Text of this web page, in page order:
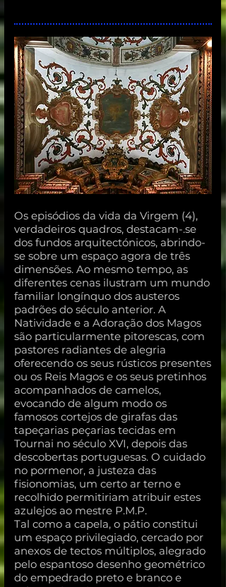
Os episódios da vida da Virgem (4),
verdadeiros quadros, destacam-.se
dos fundos arquitectónicos, abrindo-
se sobre um espaço agora de três
dimensões. Ao mesmo tempo, as
diferentes cenas ilustram um mundo
familiar longínquo dos austeros
padrões do século anterior. A
Natividade e a Adoração dos Magos
são particularmente pitorescas, com
pastores radiantes de alegria
oferecendo os seus rústicos presentes
ou os Reis Magos e os seus pretinhos
acompanhados de camelos,
evocando de algum modo os
famosos cortejos de girafas das
tapeçarias peçarias tecidas em
Tournai no século XVI, depois das
descobertas portuguesas. O cuidado
no pormenor, a justeza das
fisionomias, um certo ar terno e
recolhido permitiriam atribuir estes
azulejos ao mestre P.M.P.
Tal como a capela, o pátio constitui
um espaço privilegiado, cercado por
anexos de tectos múltiplos, alegrado
pelo espantoso desenho geométrico
do empedrado preto e branco e